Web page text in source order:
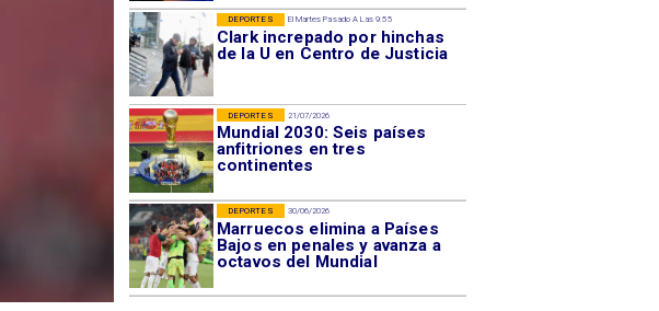
El Martes Pasado A Las 9:55
Clark increpado por hinchas
de la U en Centro de Justicia
DEPORTES
21/07/2026
Mundial 2030: Seis países
anfitriones en tres
continentes
DEPORTES
30/06/2026
Marruecos elimina a Países
Bajos en penales y avanza a
octavos del Mundial
DEPORTES